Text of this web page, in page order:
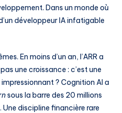
Dans un monde où
développeur IA infatigable
En moins d’un an, l’ARR a
une croissance : c’est une
impressionnant ? Cognition AI a
sous la barre des 20 millions
discipline financière rare